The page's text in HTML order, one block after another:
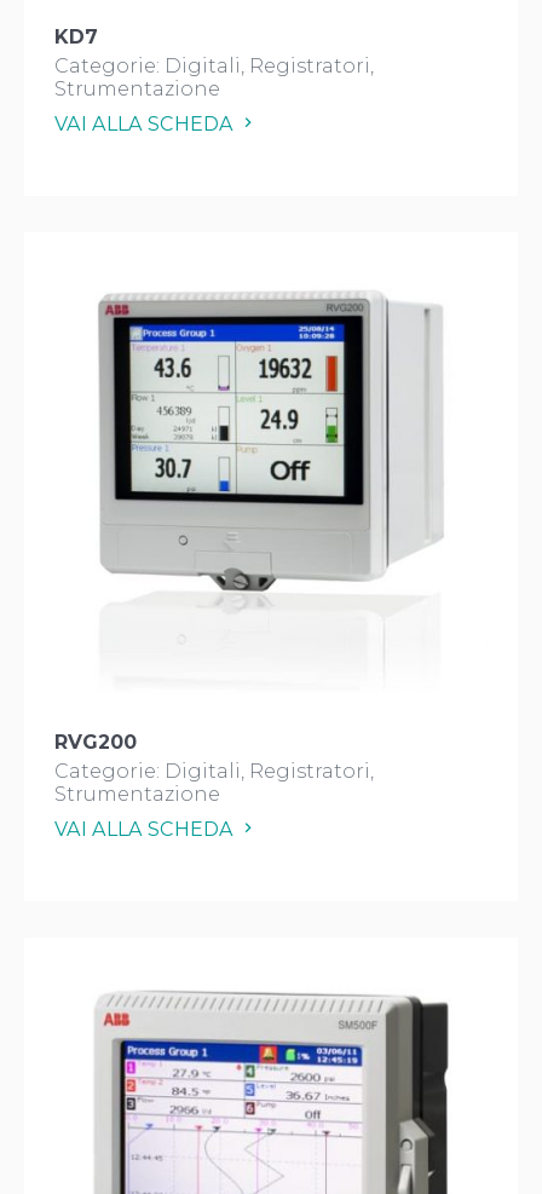
KD7
Categorie: Digitali Registratori
Strumentazione
VAI ALLA SCHEDA
RVG200
Categorie: Digitali Registratori
Strumentazione
VAI ALLA SCHEDA